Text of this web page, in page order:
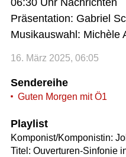
06:30 Uhr Nachrichten
Präsentation: Gabriel
Musikauswahl: Michèle
16. März 2025, 06:05
Sendereihe
Guten Morgen mit Ö1
Playlist
Komponist/Komponistin:
Titel: Ouverturen-Sinfonie